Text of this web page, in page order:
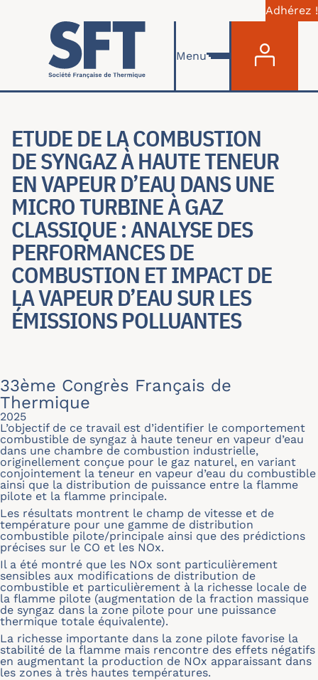
Aller au contenu principal
Adhérez !
Menu
ETUDE DE LA COMBUSTION
DE SYNGAZ À HAUTE TENEUR
EN VAPEUR D’EAU DANS UNE
MICRO TURBINE À GAZ
CLASSIQUE : ANALYSE DES
PERFORMANCES DE
COMBUSTION ET IMPACT DE
LA VAPEUR D’EAU SUR LES
ÉMISSIONS POLLUANTES
33ème Congrès Français de
Thermique
2025
L’objectif de ce travail est d’identifier le comportement
combustible de syngaz à haute teneur en vapeur d’eau
dans une chambre de combustion industrielle,
originellement conçue pour le gaz naturel, en variant
conjointement la teneur en vapeur d’eau du combustible
ainsi que la distribution de puissance entre la flamme
pilote et la flamme principale.
Les résultats montrent le champ de vitesse et de
température pour une gamme de distribution
combustible pilote/principale ainsi que des prédictions
précises sur le CO et les NOx.
Il a été montré que les NOx sont particulièrement
sensibles aux modifications de distribution de
combustible et particulièrement à la richesse locale de
la flamme pilote (augmentation de la fraction massique
de syngaz dans la zone pilote pour une puissance
thermique totale équivalente).
La richesse importante dans la zone pilote favorise la
stabilité de la flamme mais rencontre des effets négatifs
en augmentant la production de NOx apparaissant dans
les zones à très hautes températures.